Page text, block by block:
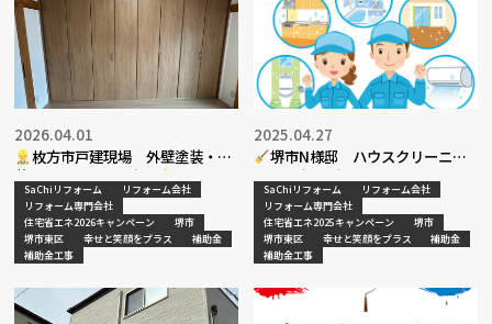
枚方市戸建現場 外壁塗装・内
装リフォーム工事完了
2026.04.01
SaChiリフォーム
リフォーム会社
リフォーム専門会社
住宅省エネ2026キャンペーン
堺市
堺市東区
幸せと笑顔をプラス
補助金
補助金工事
堺市N様邸 ハウスクリーニン
グ工事完了
2025.04.27
SaChiリフォーム
リフォーム会社
リフォーム専門会社
住宅省エネ2025キャンペーン
堺市
堺市東区
幸せと笑顔をプラス
補助金
補助金工事